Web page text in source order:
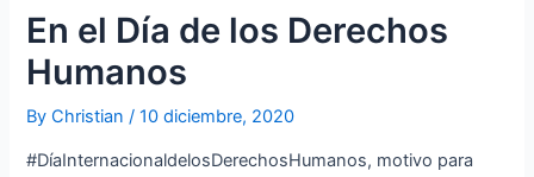
En el Día de los Derechos
Humanos
ByChristian/10 diciembre, 2020
#DíaInternacionaldelosDerechosHumanos, motivo para